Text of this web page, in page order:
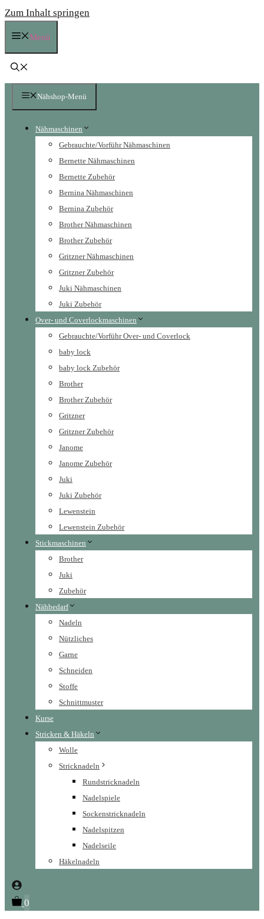
Zum Inhalt springen
Menü
Nähshop-Menü
Nähmaschinen
Gebrauchte/Vorführ Nähmaschinen
Bernette Nähmaschinen
Bernette Zubehör
Bernina Nähmaschinen
Bernina Zubehör
Brother Nähmaschinen
Brother Zubehör
Gritzner Nähmaschinen
Gritzner Zubehör
Juki Nähmaschinen
Juki Zubehör
Over- und Coverlockmaschinen
Gebrauchte/Vorführ Over- und Coverlock
baby lock
baby lock Zubehör
Brother
Brother Zubehör
Gritzner
Gritzner Zubehör
Janome
Janome Zubehör
Juki
Juki Zubehör
Lewenstein
Lewenstein Zubehör
Stickmaschinen
Brother
Juki
Zubehör
Nähbedarf
Nadeln
Nützliches
Garne
Schneiden
Stoffe
Schnittmuster
Kurse
Stricken & Häkeln
Wolle
Stricknadeln
Rundstricknadeln
Nadelspiele
Sockenstricknadeln
Nadelspitzen
Nadelseile
Häkelnadeln
0